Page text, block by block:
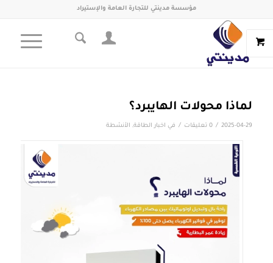
مؤسسة مدينتي للتجارة العامة والإستيراد
لماذا محولات الهايبرد؟
2025-04-29
/ 0 تعليقات / في اخبار الطاقة, الأنشطة